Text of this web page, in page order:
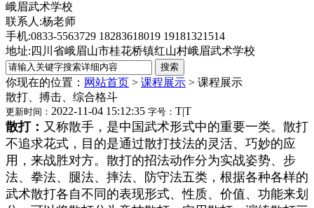
峨眉武术学校
联系人:杨老师
手机:0833-5563729 18283618019 19181321514
地址:四川省峨眉山市桂花桥镇红山村峨眉武术学校
你现在的位置： 网站首页 > 课程展示 > 课程展示
散打、搏击、综合格斗
更新时间： 2022-11-04 15:12:35 字号： T|T
散打： 又称散手，是中国武术形式中的重要一类。散打
不追求花式，目的是通过散打技法的灵活、巧妙的应
用，来战胜对方。散打的招法动作分为实战姿势、步
法、拳法、腿法、摔法、防守法五类，根据各种各样的
武术散打各自不同的表现形式、性质、价值、功能来划